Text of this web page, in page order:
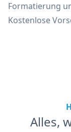
Formatierung
Kostenlose
Alles,